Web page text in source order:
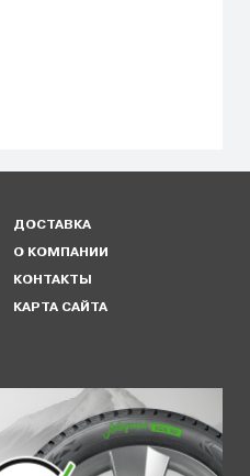
ДОСТАВКА
О КОМПАНИИ
КОНТАКТЫ
КАРТА САЙТА